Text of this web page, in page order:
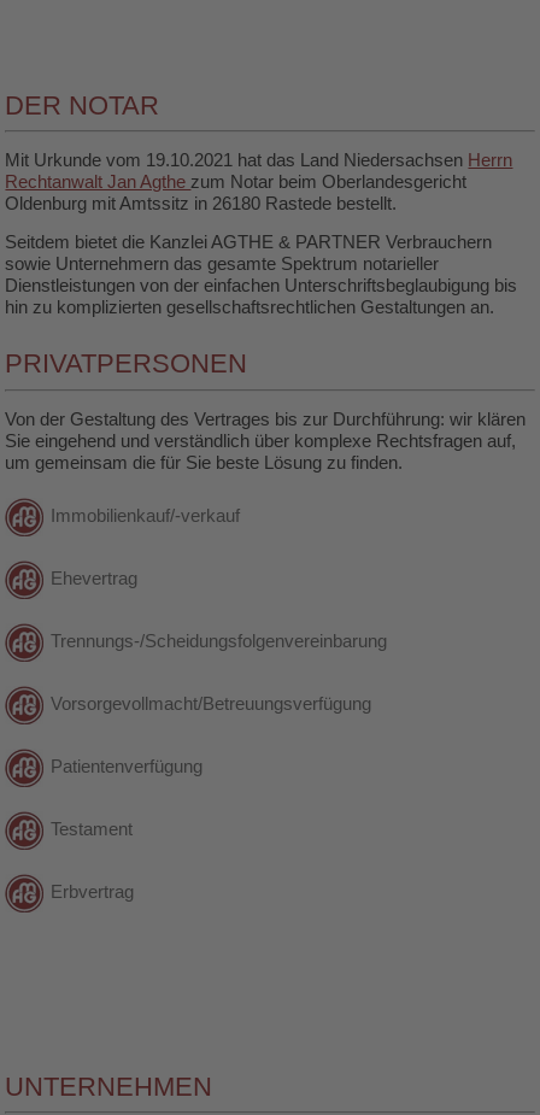
DER NOTAR
Mit Urkunde vom 19.10.2021 hat das Land Niedersachsen Herrn
Rechtanwalt Jan Agthezum Notar beim Oberlandesgericht
Oldenburg mit Amtssitz in 26180 Rastede bestellt.
Seitdem bietet die Kanzlei AGTHE & PARTNER Verbrauchern
sowie Unternehmern das gesamte Spektrum notarieller
Dienstleistungen von der einfachen Unterschriftsbeglaubigung bis
hin zu komplizierten gesellschaftsrechtlichen Gestaltungen an.
PRIVATPERSONEN
Von der Gestaltung des Vertrages bis zur Durchführung: wir klären
Sie eingehend und verständlich über komplexe Rechtsfragen auf,
um gemeinsam die für Sie beste Lösung zu finden.
Immobilienkauf/-verkauf
Ehevertrag
Trennungs-/Scheidungsfolgenvereinbarung
Vorsorgevollmacht/Betreuungsverfügung
Patientenverfügung
Testament
Erbvertrag
UNTERNEHMEN